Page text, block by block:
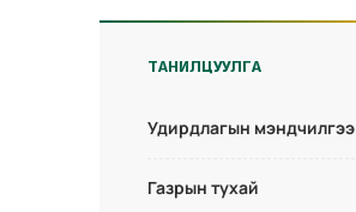
ТАНИЛЦУУЛГА
Удирдлагын мэндчилгээ
Газрын тухай